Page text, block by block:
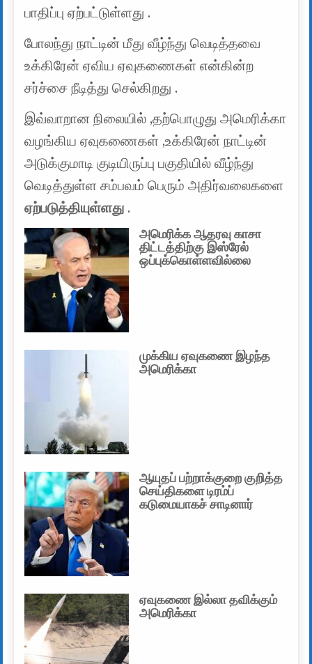
பாதிப்பு ஏற்பட்டுள்ளது .
போலந்து நாட்டின் மீது வீழ்ந்து வெடித்தவை
உக்கிரேன் ஏவிய ஏவுகணைகள் என்கின்ற
சர்ச்சை நீடித்து செல்கிறது .
இவ்வாறான நிலையில் ,தற்பொழுது அமெரிக்கா
வழங்கிய ஏவுகணைகள் ,உக்கிரேன் நாட்டின்
அடுக்குமாடி குடியிருப்பு பகுதியில் வீழ்ந்து
வெடித்துள்ள சம்பவம் பெரும் அதிர்வலைகளை
ஏற்படுத்தியுள்ளது .
அமெரிக்க ஆதரவு காசா
திட்டத்திற்கு இஸ்ரேல்
ஒப்புக்கொள்ளவில்லை
முக்கிய ஏவுகணை இழந்த
அமெரிக்கா
ஆயுதப் பற்றாக்குறை குறித்த
செய்திகளை டிரம்ப்
கடுமையாகச் சாடினார்
ஏவுகணை இல்லா தவிக்கும்
அமெரிக்கா